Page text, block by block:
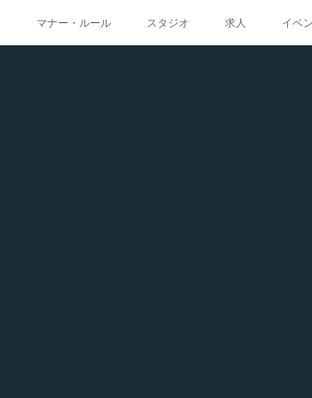
マナー・ルール スタジオ 求人 イベ